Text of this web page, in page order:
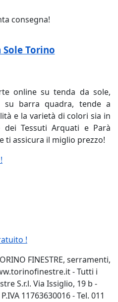
consegna!
Sole Torino
online su tenda da sole,
su barra quadra, tende a
e la varietà di colori sia in
Tessuti Arquati e Parà
ti assicura il miglio prezzo!
!
FINESTRE, serramenti,
- Tutti i
S.r.l. Via Issiglio, 19 b -
11763630016 - Tel. 011